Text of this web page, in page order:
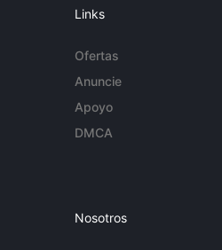
Links
Ofertas
Anuncie
Apoyo
DMCA
Nosotros